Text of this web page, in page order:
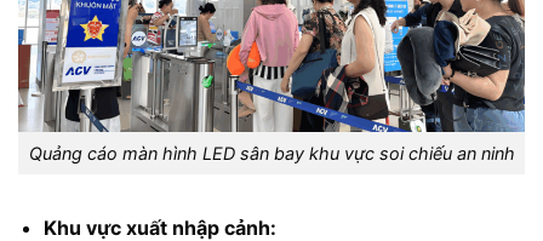
Quảng cáo màn hình LED sân bay khu vực soi chiếu an ninh
Khu vực xuất nhập cảnh: